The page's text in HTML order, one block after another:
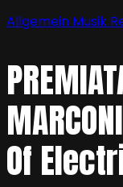
Allgemein Musik
Of